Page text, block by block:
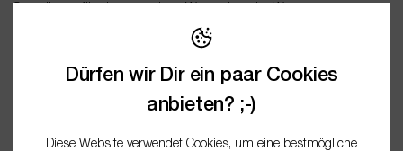
aufkommen, wenn dieser Wertverlust auf einen zur Prüfung der
Beschaffenheit, Eigenschaften und Funktionsweise der Waren nicht
notwendigen Umgang mit ihnen zurückzuführen ist.
Ausschluss- bzw. Erlöschensgründe
Das Widerrufsrecht besteht nicht bei Verträgen
Dürfen wir Dir ein paar Cookies
anbieten? ;-)
Diese Website verwendet Cookies, um eine bestmögliche